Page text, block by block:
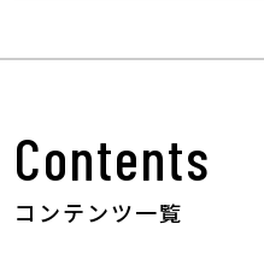
Contents
コンテンツ一覧